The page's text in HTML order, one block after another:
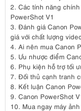
2. Các tính năng
PowerShot V1
3. Đánh giá Canon
giá với chất lượng
4. Ai nên mua Canon
5. Ưu nhược điểm
6. Phụ kiện hỗ trợ tối
7. Đối thủ cạnh tranh
8. Kết luận Canon
9. Canon PowerShot
10. Mua ngay máy